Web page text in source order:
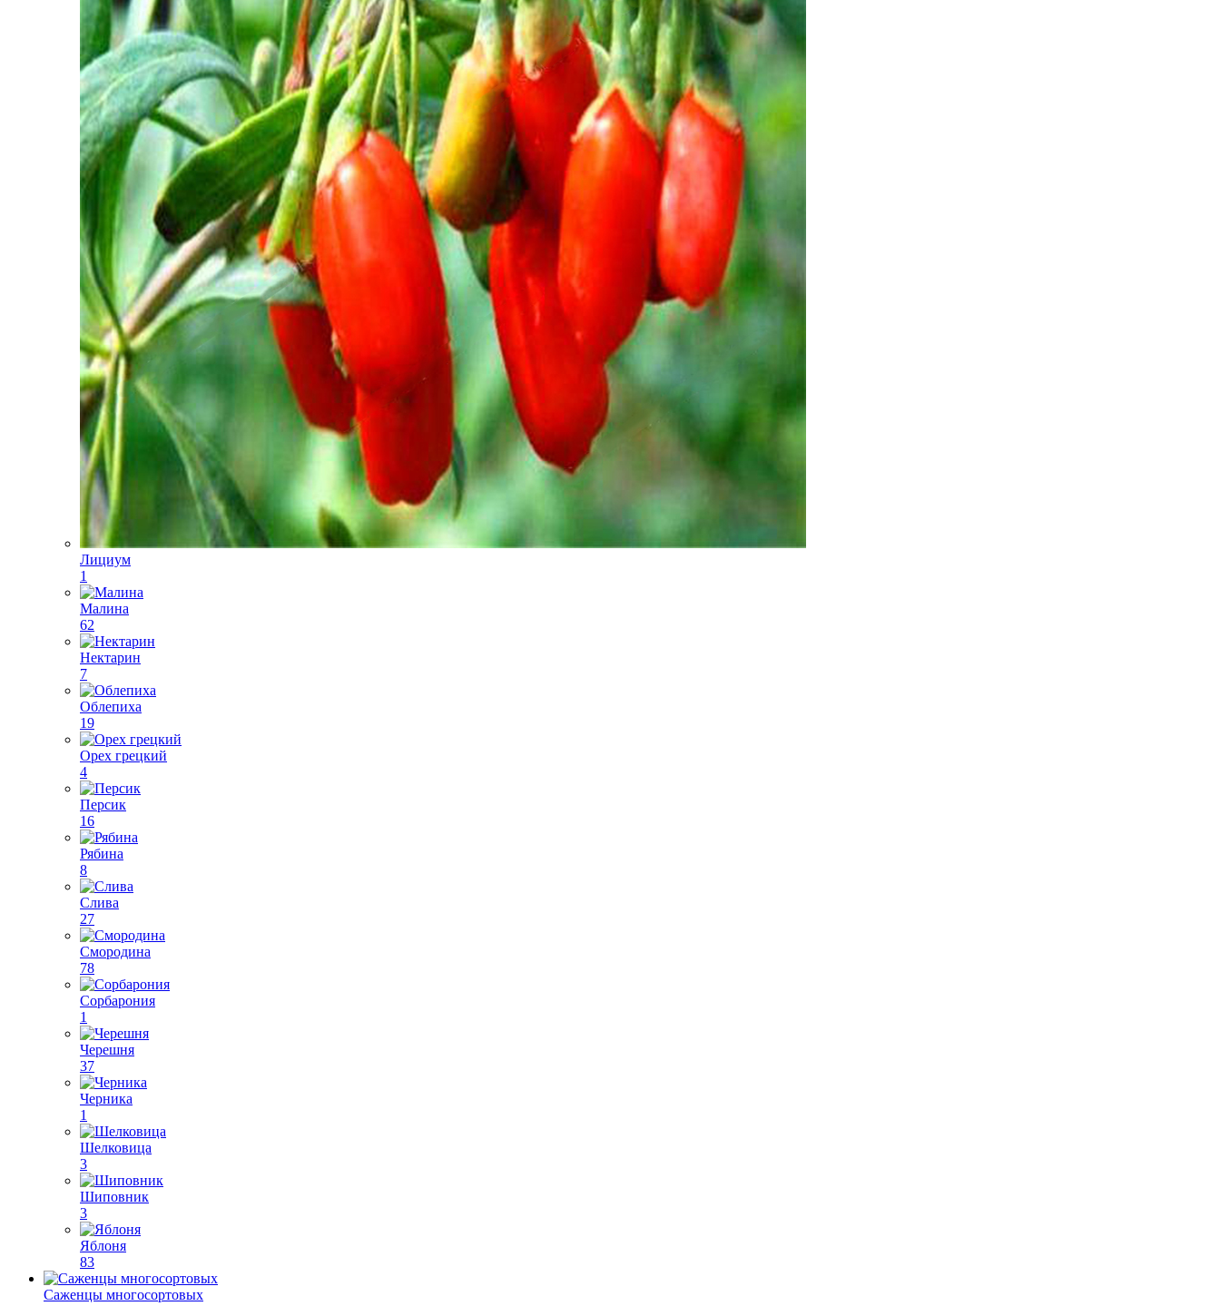
Лициум
1
Малина
62
Нектарин
7
Облепиха
19
Орех грецкий
4
Персик
16
Рябина
8
Слива
27
Смородина
78
Сорбарония
1
Черешня
37
Черника
1
Шелковица
3
Шиповник
3
Яблоня
83
Саженцы многосортовых